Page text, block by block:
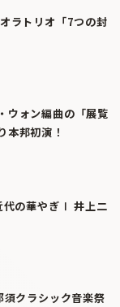
ラトリオ「7つの封
ウォン編曲の「展覧
本邦初演！
代の華やぎⅠ 井上二
クラシック音楽祭